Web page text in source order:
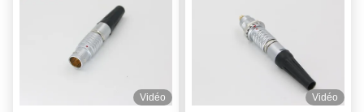
Vidéo Vidéo